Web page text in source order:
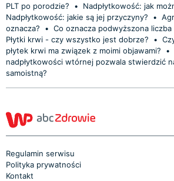
PLT po porodzie?
• Nadpłytkowość: jak
Nadpłytkowość: jakie są jej przyczyny?
•
oznacza?
• Co oznacza podwyższona
Płytki krwi - czy wszystko jest dobrze?
•
płytek krwi ma związek z moimi objawami?
•
nadpłytkowości wtórnej pozwala stwierdzić
samoistną?
Regulamin serwisu
Polityka prywatności
Kontakt